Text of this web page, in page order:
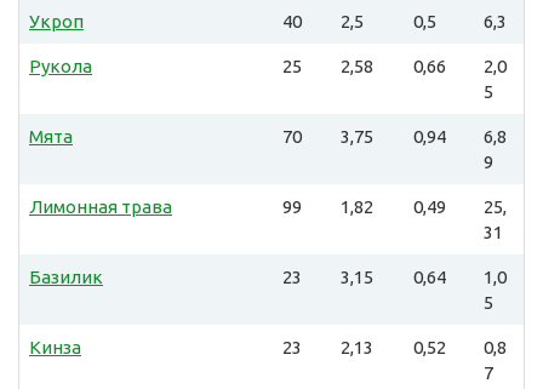
Укроп 40 2,5 0,5 6,3
Рукола 25 2,58 0,66
2,0
5
Мята 70 3,75 0,94
6,8
9
Лимонная трава 99 1,82 0,49
25,
31
Базилик 23 3,15 0,64
1,0
5
Кинза 23 2,13 0,52
0,8
7